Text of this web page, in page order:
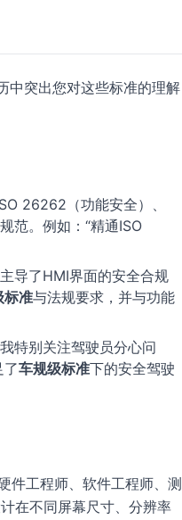
中突出您对这些标准的理解
26262（功能安全）、
范。例如：“精通ISO
导了HMI界面的安全合规
标准与法规要求，并与功能
特别关注驾驶员分心问
车规级标准下的安全驾驶
件工程师、软件工程师、测
在不同屏幕尺寸、分辨率